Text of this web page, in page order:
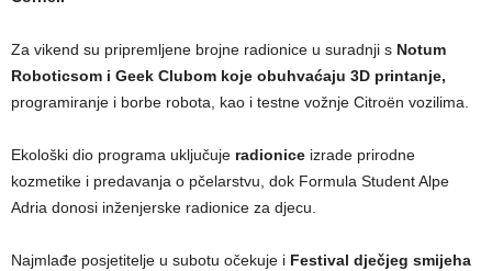
Za vikend su pripremljene brojne radionice u suradnji s Notum
Roboticsom i Geek Clubom koje obuhvaćaju 3D printanje,
programiranje i borbe robota, kao i testne vožnje Citroën vozilima.
Ekološki dio programa uključuje radionice izrade prirodne
kozmetike i predavanja o pčelarstvu, dok Formula Student Alpe
Adria donosi inženjerske radionice za djecu.
Najmlađe posjetitelje u subotu očekuje i Festival dječjeg smijeha